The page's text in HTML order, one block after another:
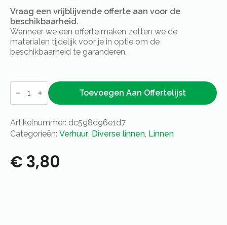
Vraag een vrijblijvende offerte aan voor de
beschikbaarheid.
Wanneer we een offerte maken zetten we de
materialen tijdelijk voor je in optie om de
beschikbaarheid te garanderen.
Sloof
donkerblauw
Toevoegen Aan Offertelijst
Artikelnummer: dc598d96e1d7
Categorieën: Verhuur, Diverse linnen, Linnen
€ 3,80